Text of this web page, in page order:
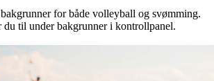
for både volleyball og svømming.
du til under bakgrunner i kontrollpanel.